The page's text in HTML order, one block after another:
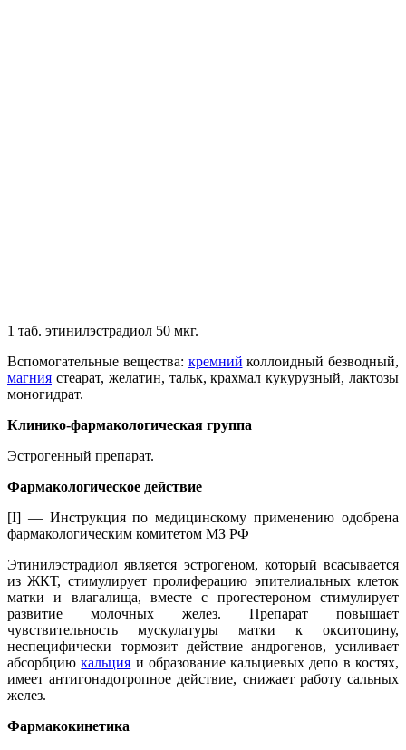
1 таб. этинилэстрадиол 50 мкг.
Вспомогательные вещества: кремний коллоидный безводный,
магния стеарат, желатин, тальк, крахмал кукурузный, лактозы
моногидрат.
Клинико-фармакологическая группа
Эстрогенный препарат.
Фармакологическое действие
[I] — Инструкция по медицинскому применению одобрена
фармакологическим комитетом МЗ РФ
Этинилэстрадиол является эстрогеном, который всасывается
из ЖКТ, стимулирует пролиферацию эпителиальных клеток
матки и влагалища, вместе с прогестероном стимулирует
развитие молочных желез. Препарат повышает
чувствительность мускулатуры матки к окситоцину,
неспецифически тормозит действие андрогенов, усиливает
абсорбциюкальция и образование кальциевых депо в костях,
имеет антигонадотропное действие, снижает работу сальных
желез.
Фармакокинетика